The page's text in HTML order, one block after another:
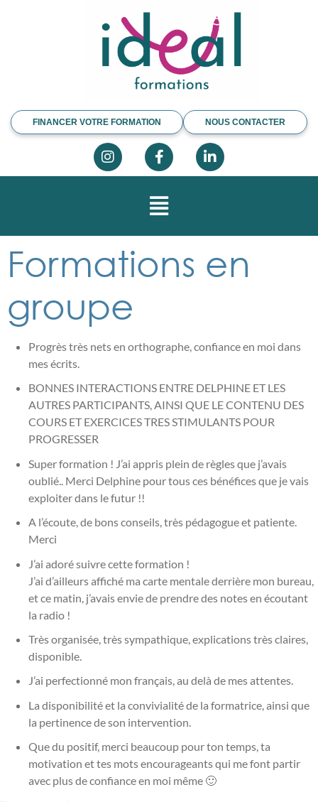
FINANCER VOTRE FORMATION NOUS CONTACTER
Formations en
groupe
Progrès très nets en orthographe, confiance en moi dans
mes écrits.
BONNES INTERACTIONS ENTRE DELPHINE ET LES
AUTRES PARTICIPANTS, AINSI QUE LE CONTENU DES
COURS ET EXERCICES TRES STIMULANTS POUR
PROGRESSER
Super formation ! J’ai appris plein de règles que j’avais
oublié.. Merci Delphine pour tous ces bénéfices que je vais
exploiter dans le futur !!
A l’écoute, de bons conseils, très pédagogue et patiente.
Merci
J’ai adoré suivre cette formation !
J’ai d’ailleurs affiché ma carte mentale derrière mon bureau,
et ce matin, j’avais envie de prendre des notes en écoutant
la radio !
Très organisée, très sympathique, explications très claires,
disponible.
J’ai perfectionné mon français, au delà de mes attentes.
La disponibilité et la convivialité de la formatrice, ainsi que
la pertinence de son intervention.
Que du positif, merci beaucoup pour ton temps, ta
motivation et tes mots encourageants qui me font partir
avec plus de confiance en moi même 🙂